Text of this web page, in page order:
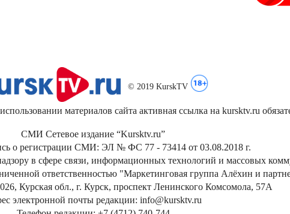
© 2019 KurskTV
материалов сайта активная ссылка на kursktv.ru
СМИ Сетевое издание “Kursktv.ru”
о регистрации СМИ: ЭЛ № ФС 77 - 73414 от 03.08.2018 г.
в сфере связи, информационных технологий и массовых
ответственностью "Маркетинговая группа Алёхин и
Курская обл., г. Курск, проспект Ленинского Комсомола, 57А
электронной почты редакции: info@kursktv.ru